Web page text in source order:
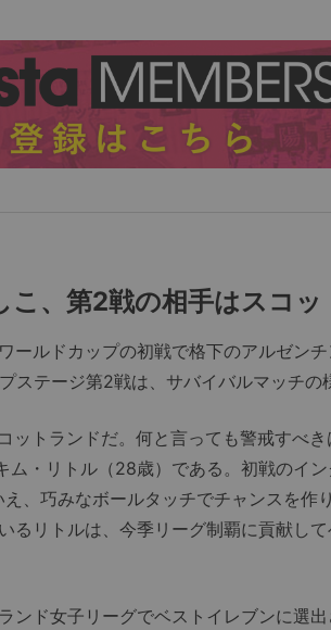
こ、第2戦の相手はスコッ
ルドカップの初戦で格下のアルゼンチ
ステージ第2戦は、サバイバルマッチの
ットランドだ。何と言っても警戒すべ
ム・リトル（28歳）である。初戦のイ
、巧みなボールタッチでチャンスを作
るリトルは、今季リーグ制覇に貢献し
ンド女子リーグでベストイレブンに選